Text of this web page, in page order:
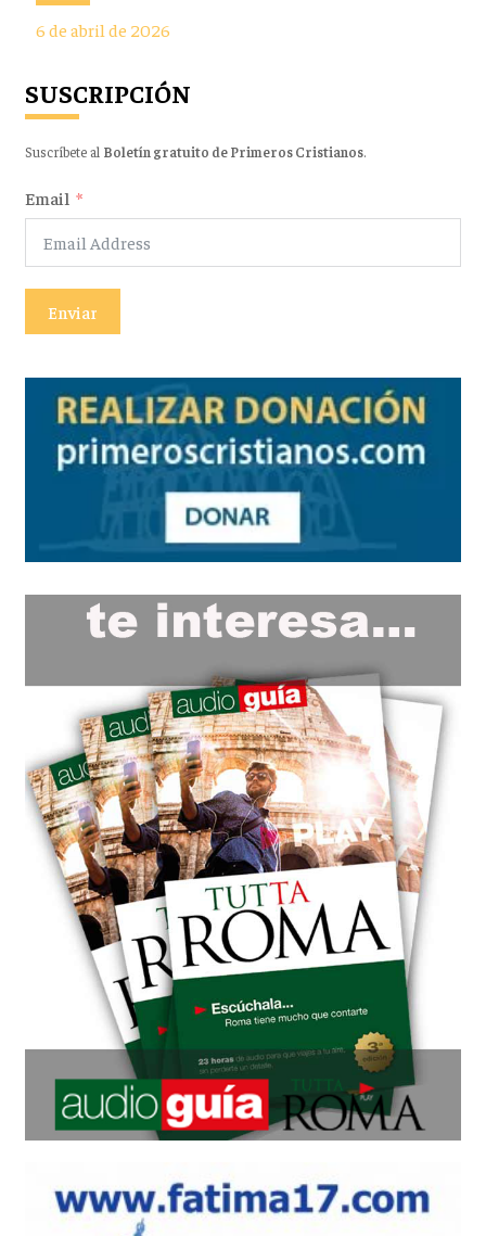
6 de abril de 2026
SUSCRIPCIÓN
Suscríbete al Boletín gratuito de Primeros Cristianos.
Email
Enviar